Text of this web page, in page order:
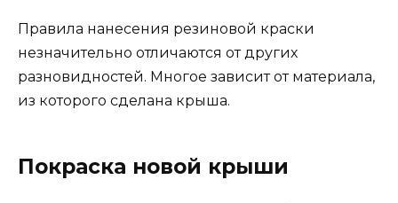
Правила нанесения резиновой краски
незначительно отличаются от других
разновидностей. Многое зависит от материала,
из которого сделана крыша.
Покраска новой крыши